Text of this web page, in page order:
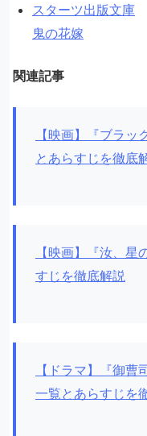
スターツ出版文庫
鬼の花嫁
関連記事
【映画】『ブラ
とあらすじを徹底
【映画】『汝、
すじを徹底解説
【ドラマ】『御曹
一覧とあらすじを